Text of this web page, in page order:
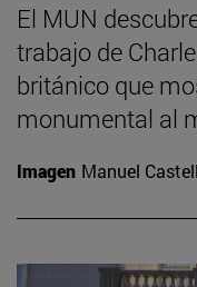
El MUN
trabajo de
británico que
monumental al
Imagen Manuel